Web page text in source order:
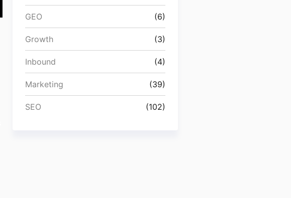
GEO (6)
Growth (3)
Inbound (4)
Marketing (39)
SEO (102)